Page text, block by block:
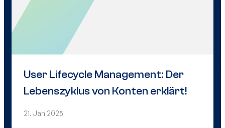
User Lifecycle Management: Der
Lebenszyklus von Konten erklärt!
21. Jan 2025